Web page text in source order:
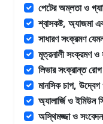
পেটের অম্লতা ও
শ্বাসকষ্ট, অ্যাজমা
সাধারণ সংক্রমণ
মূত্রনালী সংক্রমণ ও
লিভার সংক্রান্ত
মানসিক চাপ, উদ্বেগ
অ্যালার্জি ও ইমিউন
অস্থিমজ্জা ও